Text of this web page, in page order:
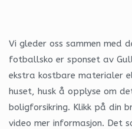
Vi gleder oss sammen med
fotballsko er sponset av
ekstra kostbare materialer
huset, husk å opplyse om
boligforsikring. Klikk på din
video mer informasjon. Det